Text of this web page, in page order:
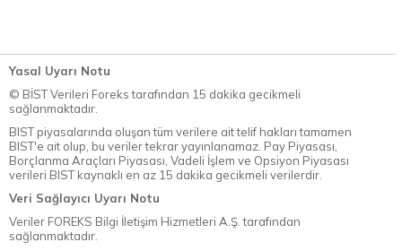
Yasal Uyarı Notu
© BİST Verileri Foreks tarafından 15 dakika gecikmeli
sağlanmaktadır.
BIST piyasalarında oluşan tüm verilere ait telif hakları tamamen
BIST'e ait olup, bu veriler tekrar yayınlanamaz. Pay Piyasası,
Borçlanma Araçları Piyasası, Vadeli İşlem ve Opsiyon Piyasası
verileri BIST kaynaklı en az 15 dakika gecikmeli verilerdir.
Veri Sağlayıcı Uyarı Notu
Veriler FOREKS Bilgi İletişim Hizmetleri A.Ş. tarafından
sağlanmaktadır.